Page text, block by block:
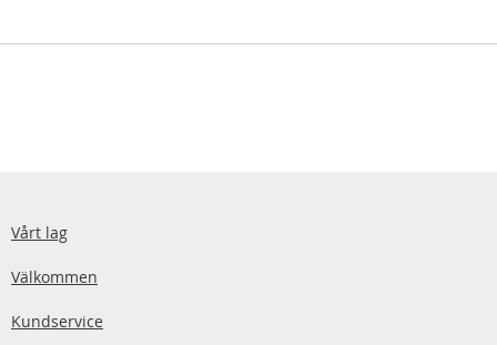
Vårt lag
Välkommen
Kundservice